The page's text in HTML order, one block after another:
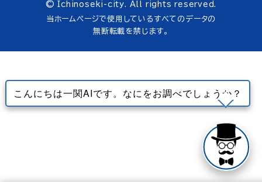
© Ichinoseki-city. All rights reserved.
当ホームページで使用しているすべてのデータの
無断転載を禁じます。